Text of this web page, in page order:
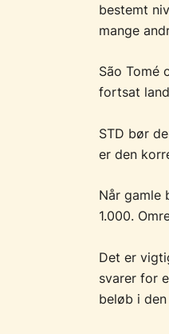
bestemt
mange
São Tomé
fortsat
STD bør
er den
Når gamle
1.000.
Det er
svarer for
beløb i